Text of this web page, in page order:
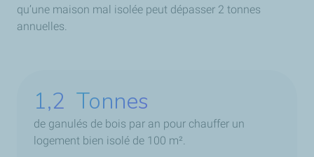
qu’une maison mal isolée peut dépasser 2 tonnes
annuelles.
1,2 Tonnes
de ganulés de bois par an pour chauffer un
logement bien isolé de 100 m².